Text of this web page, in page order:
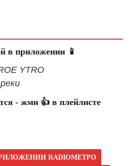
в приложении 📱
YTRO
- жми 👍 в плейлисте
RADIOМЕТРО